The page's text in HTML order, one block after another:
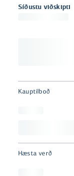
Síðustu viðskipti
Kauptilboð
Hæsta verð